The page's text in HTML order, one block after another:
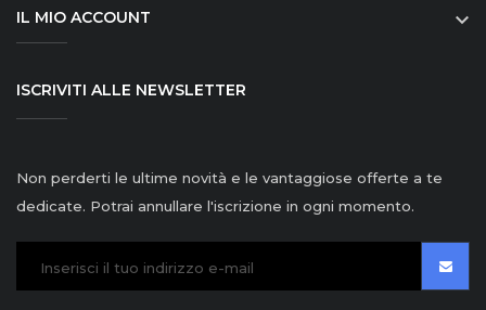
IL MIO ACCOUNT 
ISCRIVITI ALLE NEWSLETTER
Non perderti le ultime novità e le vantaggiose offerte a te
dedicate. Potrai annullare l'iscrizione in ogni momento.